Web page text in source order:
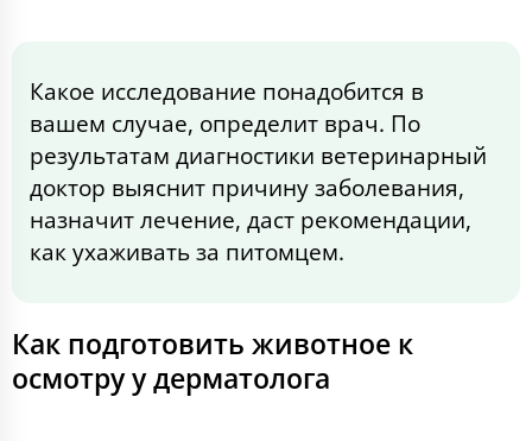
Какое исследование понадобится в
вашем случае, определит врач. По
результатам диагностики ветеринарный
доктор выяснит причину заболевания,
назначит лечение, даст рекомендации,
как ухаживать за питомцем.
Как подготовить животное к
осмотру у дерматолога